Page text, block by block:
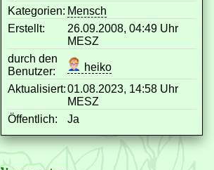
Kategorien: Mensch
Erstellt:
26.09.2008, 04:49 Uhr
MESZ
durch den
Benutzer:
heiko
Aktualisiert:01.08.2023, 14:58 Uhr
MESZ
Öffentlich:
Ja